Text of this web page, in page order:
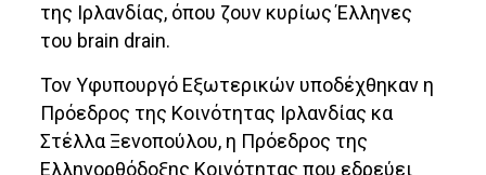
της Ιρλανδίας, όπου ζουν κυρίως Έλληνες
του brain drain.
Τον Υφυπουργό Εξωτερικών υποδέχθηκαν η
Πρόεδρος της Κοινότητας Ιρλανδίας κα
Στέλλα Ξενοπούλου, η Πρόεδρος της
Ελληνορθόδοξης Κοινότητας που εδρεύει